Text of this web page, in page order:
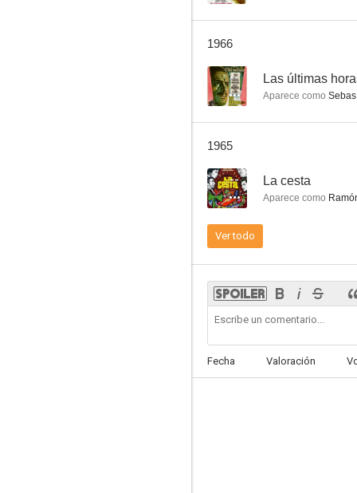
1966
-- Las últimas
Aparece como Sebas
1965
-- La cesta
Aparece como
Ver todo
Fecha Valoración